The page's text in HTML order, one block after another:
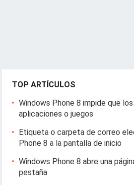
TOP ARTÍCULOS
Windows Phone 8 impide que
aplicaciones o juegos
Etiqueta o carpeta de correo
Phone 8 a la pantalla de inicio
Windows Phone 8 abre una
pestaña